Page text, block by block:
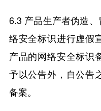
6.3 产品生产者伪造
络安全标识进行虚假
产品的网络安全标识
予以公告外，自公告
备案。